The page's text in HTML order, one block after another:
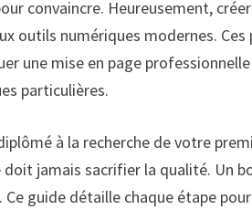
convaincre. Heureusement,
outils numériques modernes.
une mise en page
particulières.
à la recherche de votre
jamais sacrifier la qualité. Un
guide détaille chaque étape